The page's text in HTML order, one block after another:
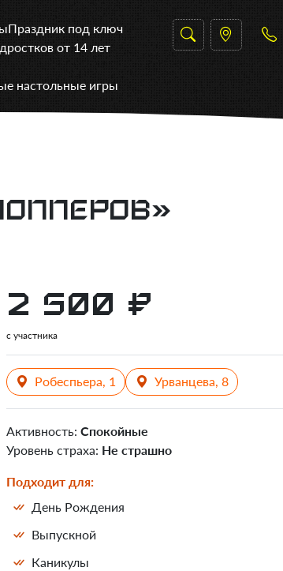
Праздник под ключ
от 14 лет
настольные игры
2 500 ₽
с участника
Робеспьера, 1 Урванцева, 8
Активность: Спокойные
Уровень страха: Не страшно
Подходит для:
День Рождения
Выпускной
Каникулы